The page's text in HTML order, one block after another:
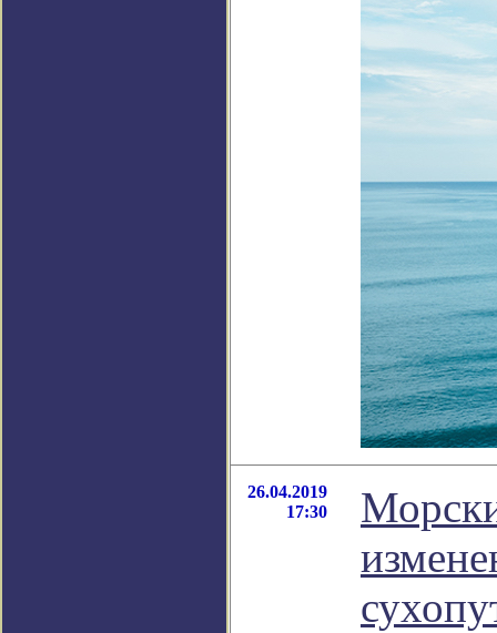
26.04.2019
17:30